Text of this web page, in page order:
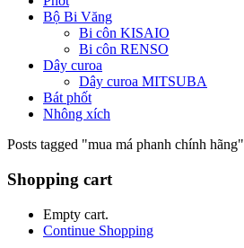
Bộ Bi Văng
Bi côn KISAIO
Bi côn RENSO
Dây curoa
Dây curoa MITSUBA
Bát phốt
Nhông xích
Posts tagged "mua má phanh chính hãng"
Shopping cart
Empty cart.
Continue Shopping